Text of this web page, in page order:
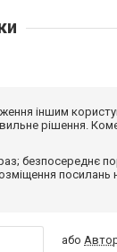
іншим
рішення.
безпосереднє
або